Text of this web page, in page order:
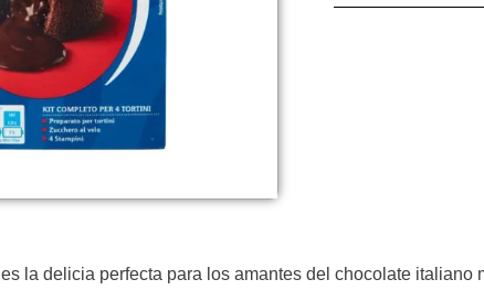
Cameo
es la delicia perfecta para los amantes del chocolate italiano